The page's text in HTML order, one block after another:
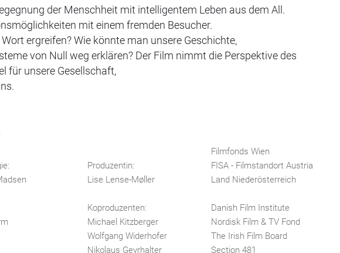
der Menschheit mit intelligentem Leben aus dem All.
mit einem fremden Besucher.
ergreifen? Wie könnte man unsere Geschichte,
von Null weg erklären? Der Film nimmt die Perspektive des
für unsere Gesellschaft,
Produzentin:
Lise Lense-Møller
Koproduzenten:
Michael Kitzberger
Wolfgang Widerhofer
Nikolaus Geyrhalter
Filmfonds Wien
FISA - Filmstandort Austria
Land Niederösterreich
Danish Film Institute
Nordisk Film & TV Fond
The Irish Film Board
Section 481